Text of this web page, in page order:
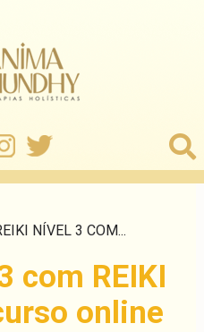
NÍVEL 3 COM...
com REIKI
online